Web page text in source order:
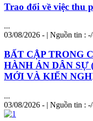
Trao đổi về việc thu
...
03/08/2026 - | Nguồn tin :
BẤT CẬP TRONG
HÀNH ÁN DÂN SỰ
MỚI VÀ KIẾN
...
03/08/2026 - | Nguồn tin :